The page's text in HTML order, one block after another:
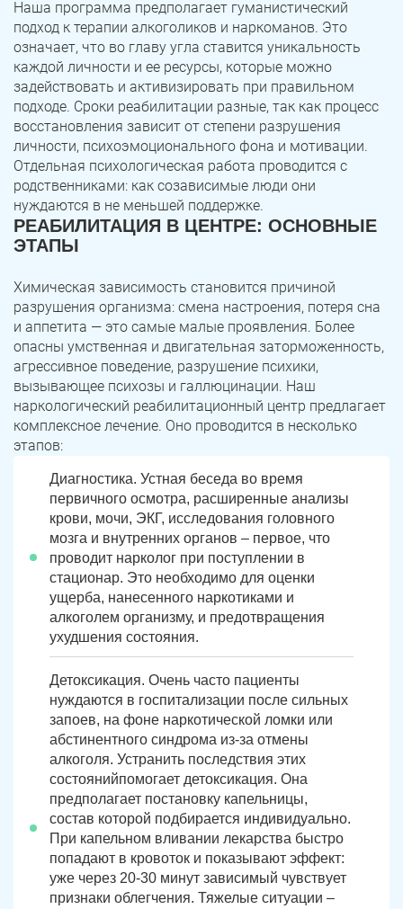
Наша программа предполагает гуманистический
подход к терапии алкоголиков и наркоманов. Это
означает, что во главу угла ставится уникальность
каждой личности и ее ресурсы, которые можно
задействовать и активизировать при правильном
подходе. Сроки реабилитации разные, так как процесс
восстановления зависит от степени разрушения
личности, психоэмоционального фона и мотивации.
Отдельная психологическая работа проводится с
родственниками: как созависимые люди они
нуждаются в не меньшей поддержке.
РЕАБИЛИТАЦИЯ В ЦЕНТРЕ: ОСНОВНЫЕ
ЭТАПЫ
Химическая зависимость становится причиной
разрушения организма: смена настроения, потеря сна
и аппетита — это самые малые проявления. Более
опасны умственная и двигательная заторможенность,
агрессивное поведение, разрушение психики,
вызывающее психозы и галлюцинации. Наш
наркологический реабилитационный центр предлагает
комплексное лечение. Оно проводится в несколько
этапов:
Диагностика. Устная беседа во время
первичного осмотра, расширенные анализы
крови, мочи, ЭКГ, исследования головного
мозга и внутренних органов – первое, что
проводит нарколог при поступлении в
стационар. Это необходимо для оценки
ущерба, нанесенного наркотиками и
алкоголем организму, и предотвращения
ухудшения состояния.
Детоксикация. Очень часто пациенты
нуждаются в госпитализации после сильных
запоев, на фоне наркотической ломки или
абстинентного синдрома из-за отмены
алкоголя. Устранить последствия этих
состоянийпомогает детоксикация. Она
предполагает постановку капельницы,
состав которой подбирается индивидуально.
При капельном вливании лекарства быстро
попадают в кровоток и показывают эффект:
уже через 20-30 минут зависимый чувствует
признаки облегчения. Тяжелые ситуации –